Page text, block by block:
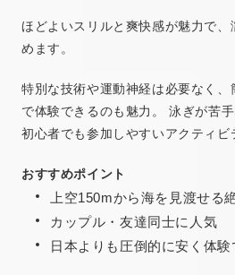
ほどよいスリルと爽快感が魅力で、
めます。
特別な技術や運動神経は必要なく
で体験できるのも魅力。 泳ぎが苦
初心者でも参加しやすいアクティビ
おすすめポイント
上空150mから海を見渡せる
カップル・友達同士に人気
日本よりも圧倒的に安く体験